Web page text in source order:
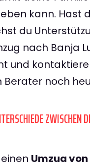
kann. Hast
du
nach Banja
und
Berater noch
ZWISCHEN
Umzug